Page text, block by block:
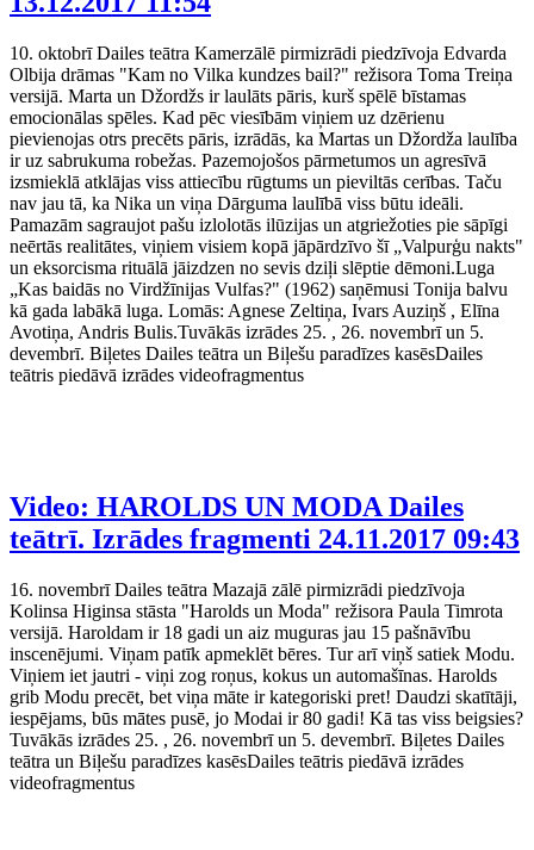
10. oktobrī Dailes teātra Kamerzālē pirmizrādi piedzīvoja Edvarda
Olbija drāmas "Kam no Vilka kundzes bail?" režisora Toma Treiņa
versijā. Marta un Džordžs ir laulāts pāris, kurš spēlē bīstamas
emocionālas spēles. Kad pēc viesībām viņiem uz dzērienu
pievienojas otrs precēts pāris, izrādās, ka Martas un Džordža laulība
ir uz sabrukuma robežas. Pazemojošos pārmetumos un agresīvā
izsmieklā atklājas viss attiecību rūgtums un pieviltās cerības. Taču
nav jau tā, ka Nika un viņa Dārguma laulībā viss būtu ideāli.
Pamazām sagraujot pašu izlolotās ilūzijas un atgriežoties pie sāpīgi
neērtās realitātes, viņiem visiem kopā jāpārdzīvo šī „Valpurģu nakts"
un eksorcisma rituālā jāizdzen no sevis dziļi slēptie dēmoni.Luga
„Kas baidās no Virdžīnijas Vulfas?" (1962) saņēmusi Tonija balvu
kā gada labākā luga. Lomās: Agnese Zeltiņa, Ivars Auziņš , Elīna
Avotiņa, Andris Bulis.Tuvākās izrādes 25. , 26. novembrī un 5.
devembrī. Biļetes Dailes teātra un Biļešu paradīzes kasēsDailes
teātris piedāvā izrādes videofragmentus
Video: HAROLDS UN MODA Dailes
teātrī. Izrādes fragmenti 24.11.2017 09:43
16. novembrī Dailes teātra Mazajā zālē pirmizrādi piedzīvoja
Kolinsa Higinsa stāsta "Harolds un Moda" režisora Paula Timrota
versijā. Haroldam ir 18 gadi un aiz muguras jau 15 pašnāvību
inscenējumi. Viņam patīk apmeklēt bēres. Tur arī viņš satiek Modu.
Viņiem iet jautri - viņi zog roņus, kokus un automašīnas. Harolds
grib Modu precēt, bet viņa māte ir kategoriski pret! Daudzi skatītāji,
iespējams, būs mātes pusē, jo Modai ir 80 gadi! Kā tas viss beigsies?
Tuvākās izrādes 25. , 26. novembrī un 5. devembrī. Biļetes Dailes
teātra un Biļešu paradīzes kasēsDailes teātris piedāvā izrādes
videofragmentus